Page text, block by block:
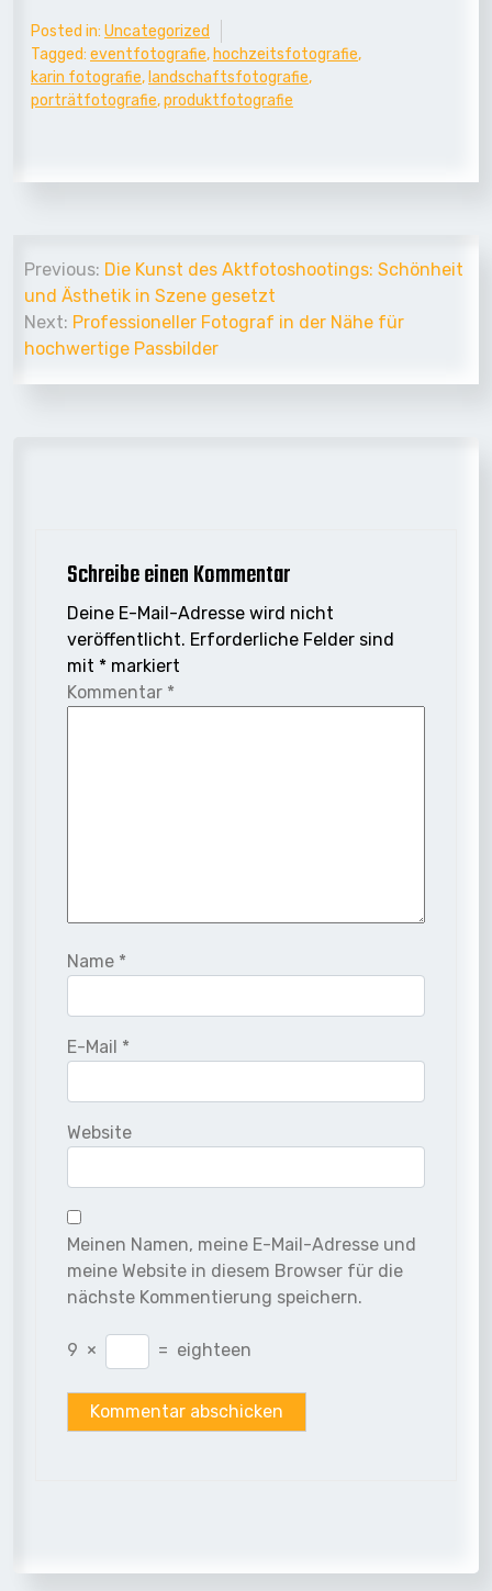
Posted in: Uncategorized
Tagged: eventfotografie, hochzeitsfotografie,
karin fotografie, landschaftsfotografie,
porträtfotografie,produktfotografie
Beitrags-
Navigation
Previous: Die Kunst des Aktfotoshootings: Schönheit
und Ästhetik in Szene gesetzt
Next: Professioneller Fotograf in der Nähe für
hochwertige Passbilder
Schreibe einen Kommentar
Deine E-Mail-Adresse wird nicht
veröffentlicht. Erforderliche Felder sind
mit * markiert
Kommentar *
Name *
E-Mail *
Website
Meinen Namen, meine E-Mail-Adresse und
meine Website in diesem Browser für die
nächste Kommentierung speichern.
9 × = eighteen